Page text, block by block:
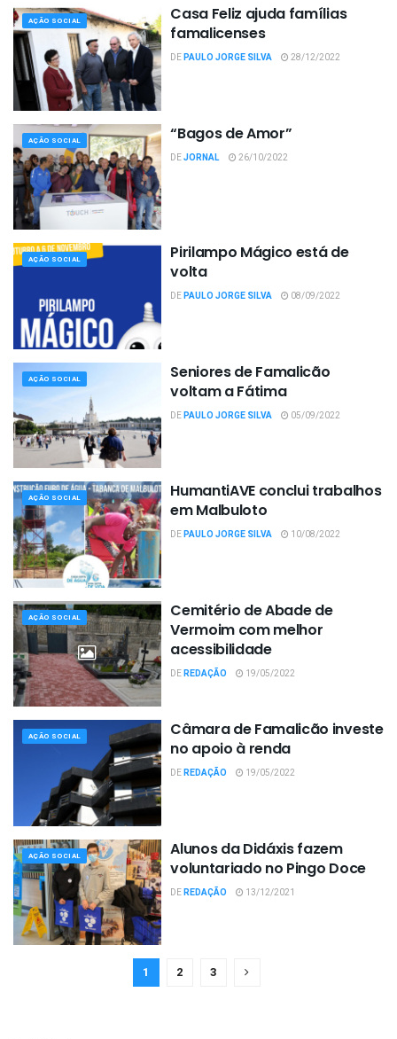
AÇÃO SOCIAL
Casa Feliz ajuda famílias
famalicenses
DEPAULO JORGE SILVA 28/12/2022
AÇÃO SOCIAL “Bagos de Amor”
DEJORNAL 26/10/2022
AÇÃO SOCIAL
Pirilampo Mágico está de
volta
DEPAULO JORGE SILVA 08/09/2022
AÇÃO SOCIAL
Seniores de Famalicão
voltam a Fátima
DEPAULO JORGE SILVA 05/09/2022
AÇÃO SOCIAL
HumantiAVE conclui trabalhos
em Malbuloto
DEPAULO JORGE SILVA 10/08/2022
AÇÃO SOCIAL
Cemitério de Abade de
Vermoim com melhor
acessibilidade
DEREDAÇÃO 19/05/2022
AÇÃO SOCIAL
Câmara de Famalicão investe
no apoio à renda
DEREDAÇÃO 19/05/2022
AÇÃO SOCIAL
Alunos da Didáxis fazem
voluntariado no Pingo Doce
DEREDAÇÃO 13/12/2021
1 2 3